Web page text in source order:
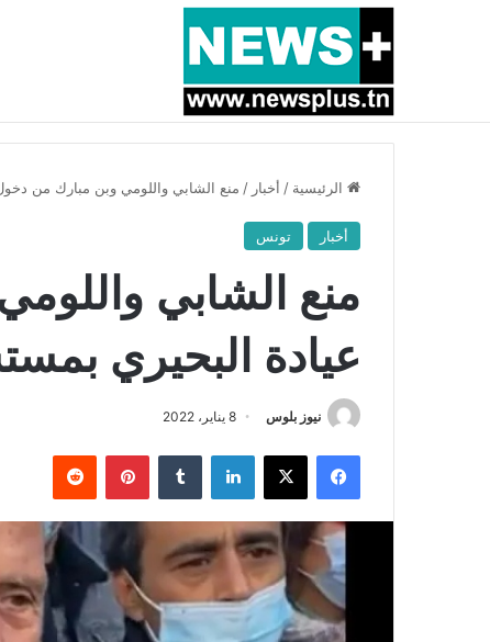
أخبار عاجلة بسبب المرزوقي وبتكليف من سعيّد: الخارجية
الرئيسية / أخبار / منع الشابي واللومي وبن مبارك من
أخبار تونس
منع الشابي
عيادة البحيري
نيوز بلوس 8 يناير، 2022
فيسبوك X لينكدإن بينتيريست